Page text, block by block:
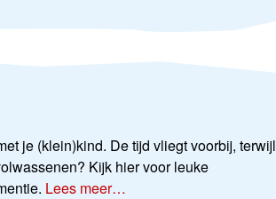
je (klein)kind. De tijd vliegt voorbij, terwijl
Kijk hier voor leuke
Lees meer…